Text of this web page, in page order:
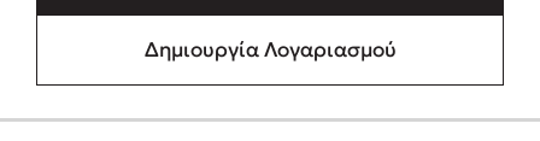
Δημιουργία Λογαριασμού